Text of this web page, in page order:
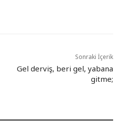
Sonraki İçerik
Gel derviş, beri gel, yabana
gitme;